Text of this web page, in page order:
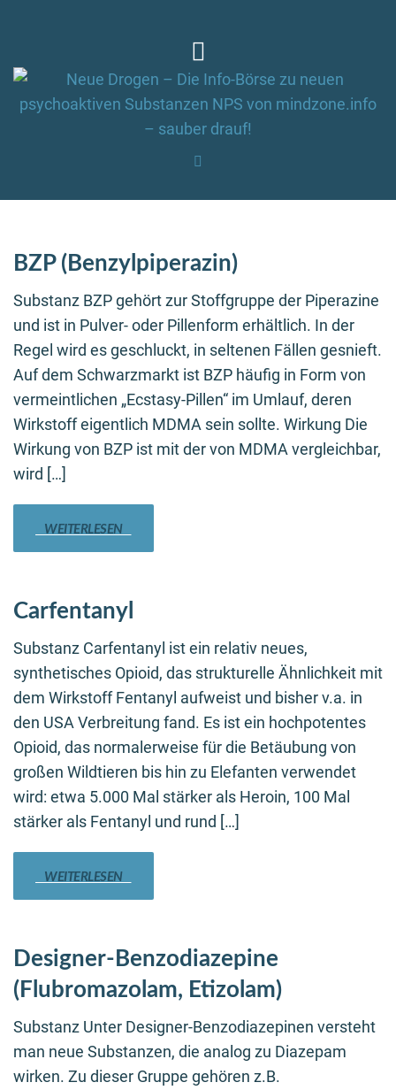
BZP (Benzylpiperazin)
Substanz BZP gehört zur Stoffgruppe der Piperazine
und ist in Pulver- oder Pillenform erhältlich. In der
Regel wird es geschluckt, in seltenen Fällen gesnieft.
Auf dem Schwarzmarkt ist BZP häufig in Form von
vermeintlichen „Ecstasy-Pillen“ im Umlauf, deren
Wirkstoff eigentlich MDMA sein sollte. Wirkung Die
Wirkung von BZP ist mit der von MDMA vergleichbar,
wird […]
WEITERLESEN
Carfentanyl
Substanz Carfentanyl ist ein relativ neues,
synthetisches Opioid, das strukturelle Ähnlichkeit mit
dem Wirkstoff Fentanyl aufweist und bisher v.a. in
den USA Verbreitung fand. Es ist ein hochpotentes
Opioid, das normalerweise für die Betäubung von
großen Wildtieren bis hin zu Elefanten verwendet
wird: etwa 5.000 Mal stärker als Heroin, 100 Mal
stärker als Fentanyl und rund […]
WEITERLESEN
Designer-Benzodiazepine
(Flubromazolam, Etizolam)
Substanz Unter Designer-Benzodiazepinen versteht
man neue Substanzen, die analog zu Diazepam
wirken. Zu dieser Gruppe gehören z.B.